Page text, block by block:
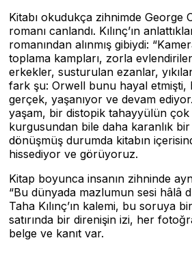
Kitabı okudukça zihnimde George
romanı canlandı. Kılınç’ın
romanından alınmış gibiydi:
toplama kampları, zorla
erkekler, susturulan ezanlar,
fark şu: Orwell bunu hayal etmişti,
gerçek, yaşanıyor ve devam
yaşam, bir distopik tahayyülün çok
kurgusundan bile daha karanlık
dönüşmüş durumda kitabın
hissediyor ve görüyoruz.
Kitap boyunca insanın zihninde
“Bu dünyada mazlumun sesi hâlâ
Taha Kılınç’ın kalemi, bu soruya
satırında bir direnişin izi, her
belge ve kanıt var.